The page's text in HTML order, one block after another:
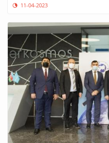
11-04-2023